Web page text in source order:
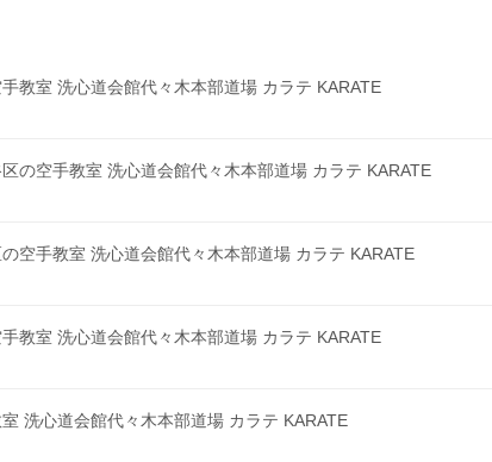
教室 洗心道会館代々木本部道場 カラテ KARATE
の空手教室 洗心道会館代々木本部道場 カラテ KARATE
空手教室 洗心道会館代々木本部道場 カラテ KARATE
教室 洗心道会館代々木本部道場 カラテ KARATE
洗心道会館代々木本部道場 カラテ KARATE